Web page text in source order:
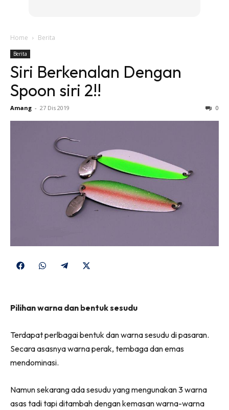
Home Berita
Berita
Siri Berkenalan Dengan
Spoon siri 2!!
Amang - 27 Dis 2019 0
Share
Share
Share
(Twitter)
Pilihan warna dan bentuk sesudu
Terdapat perlbagai bentuk dan warna sesudu di pasaran.
Secara asasnya warna perak, tembaga dan emas
mendominasi.
Namun sekarang ada sesudu yang mengunakan 3 warna
asas tadi tapi ditambah dengan kemasan warna-warna